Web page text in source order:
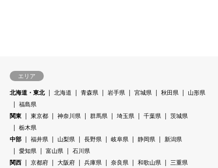
エリア
北海道・東北
北海道 青森県 岩手県 宮城県 秋田県
山形県
福島県
関東
東京都 神奈川県 群馬県 埼玉県 千葉県
茨城県
栃木県
中部
福井県 山梨県 長野県 岐阜県 静岡県
新潟県
愛知県
富山県
石川県
関西
京都府 大阪府 兵庫県 奈良県 和歌山県
三重県